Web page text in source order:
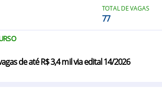
TOTAL DE VAGAS
77
de até R$ 3,4 mil via edital 14/2026